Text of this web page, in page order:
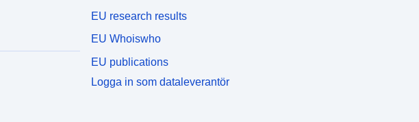
EU research results
EU Whoiswho
EU publications
Logga in som dataleverantör